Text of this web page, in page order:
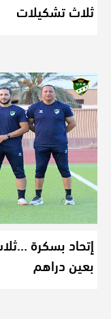
ثلاث تشكيلات
إتحاد بسكرة
بعين دراهم